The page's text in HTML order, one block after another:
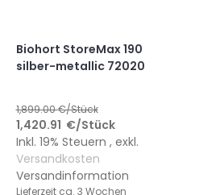
Biohort StoreMax 190
silber-metallic 72020
1,899.00€/Stück
1,420.91 €/Stück
Inkl. 19% Steuern , exkl.
Versandkosten
Versandinformation
Lieferzeit ca. 3 Wochen